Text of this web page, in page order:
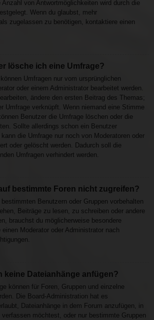
von Antwortmöglichkeiten wird durch die
Wenn du glaubst, mehr
zugelassen zu benötigen, kontaktiere einen
lösche ich eine Umfrage?
Umfragen nur vom ursprünglichen
oder einem Administrator bearbeitet werden.
ändere den ersten Beitrag des Themas;
Umfrage verknüpft. Wenn niemand eine Stimme
Benutzer die Umfrage löschen oder die
Sollte allerdings schon ein Benutzer
die Umfrage nur noch von Moderatoren oder
oder gelöscht werden. Dadurch soll die
Umfragen verhindert werden.
bestimmte Foren nicht zugreifen?
Benutzern oder Gruppen vorbehalten
Beiträge zu lesen, zu schreiben oder andere
brauchst du möglicherweise besondere
einen Moderator oder Administrator nach
keine Dateianhänge anfügen?
können für Foren, Gruppen und einzelne
Die Board-Administration hat es
Dateianhänge in dem Forum anzufügen, in
möchtest, oder nur bestimmte Gruppen